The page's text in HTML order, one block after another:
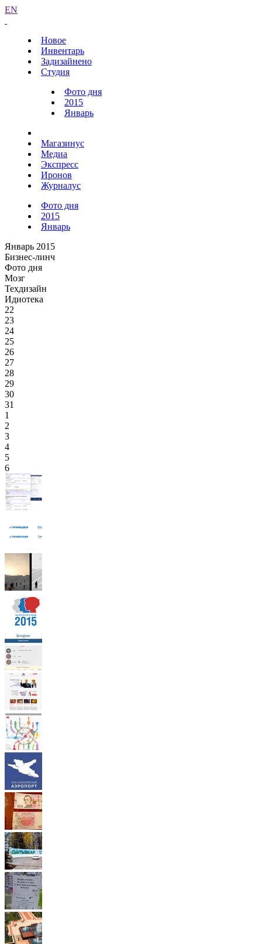
EN
Новое
Инвентарь
Задизайнено
Студия
Фото дня
2015
Январь
Магазинус
Медиа
Экспресс
Иронов
Журналус
Фото дня
2015
Январь
Январь 2015
Бизнес-линч
Фото дня
Мозг
Техдизайн
Идиотека
22
23
24
25
26
27
28
29
30
31
1
2
3
4
5
6